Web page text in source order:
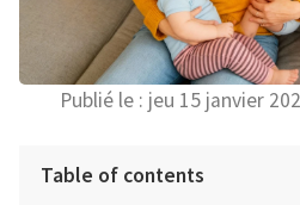
Publié le : jeu 15 janvier
Table of contents